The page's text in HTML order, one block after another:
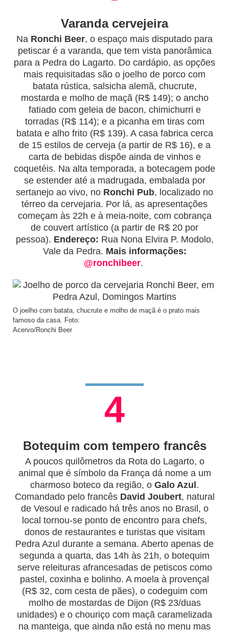
Varanda cervejeira
Na Ronchi Beer, o espaço mais disputado para
petiscar é a varanda, que tem vista panorâmica
para a Pedra do Lagarto. Do cardápio, as opções
mais requisitadas são o joelho de porco com
batata rústica, salsicha alemã, chucrute,
mostarda e molho de maçã (R$ 149); o ancho
fatiado com geleia de bacon, chimichurri e
torradas (R$ 114); e a picanha em tiras com
batata e alho frito (R$ 139). A casa fabrica cerca
de 15 estilos de cerveja (a partir de R$ 16), e a
carta de bebidas dispõe ainda de vinhos e
coquetéis. Na alta temporada, a botecagem pode
se estender até a madrugada, embalada por
sertanejo ao vivo, no Ronchi Pub, localizado no
térreo da cervejaria. Por lá, as apresentações
começam às 22h e à meia-noite, com cobrança
de couvert artístico (a partir de R$ 20 por
pessoa). Endereço: Rua Nona Elvira P. Modolo,
Vale da Pedra. Mais informações:
@ronchibeer.
O joelho com batata, chucrute e molho de maçã é o prato mais
famoso da casa. Foto:
Acervo/Ronchi Beer
4
Botequim com tempero francês
A poucos quilômetros da Rota do Lagarto, o
animal que é símbolo da França dá nome a um
charmoso boteco da região, o Galo Azul .
Comandado pelo francês David Joubert, natural
de Vesoul e radicado há três anos no Brasil, o
local tornou-se ponto de encontro para chefs,
donos de restaurantes e turistas que visitam
Pedra Azul durante a semana. Aberto apenas de
segunda a quarta, das 14h às 21h, o botequim
serve releituras afrancesadas de petiscos como
pastel, coxinha e bolinho. A moela à provençal
(R$ 32, com cesta de pães), o codeguim com
molho de mostardas de Dijon (R$ 23/duas
unidades) e o chouriço com maçã caramelizada
na manteiga, que ainda não está no menu mas